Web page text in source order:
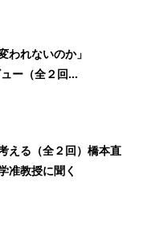
変われないのか」
ー（全２回...
える（全２回）橋本直
准教授に聞く